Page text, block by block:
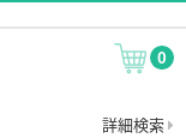
0
詳細検索